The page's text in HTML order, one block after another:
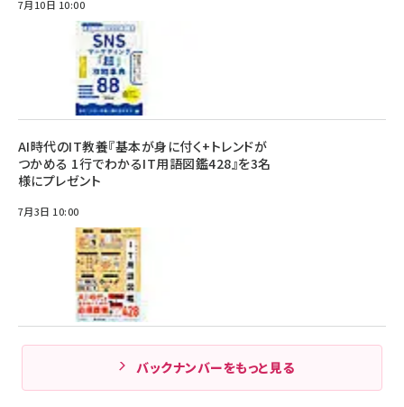
7月10日 10:00
AI時代のIT教養『基本が身に付く+トレンドが
つかめる 1行でわかるIT用語図鑑428』を3名
様にプレゼント
7月3日 10:00
バックナンバーをもっと見る